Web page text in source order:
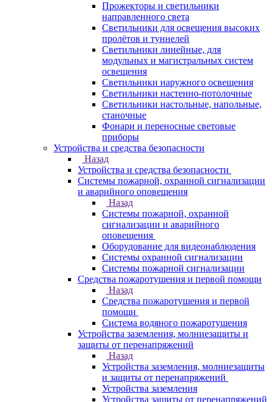
Прожекторы и светильники
направленного света
Светильники для освещения высоких
пролётов и туннелей
Светильники линейные, для
модульных и магистральных систем
освещения
Светильники наружного освещения
Светильники настенно-потолочные
Светильники настольные, напольные,
станочные
Фонари и переносные световые
приборы
Устройства и средства безопасности
Назад
Устройства и средства безопасности
Системы пожарной, охранной сигнализации
и аварийного оповещения
Назад
Системы пожарной, охранной
сигнализации и аварийного
оповещения
Оборудование для видеонаблюдения
Системы охранной сигнализации
Системы пожарной сигнализации
Средства пожаротушения и первой помощи
Назад
Средства пожаротушения и первой
помощи
Система водяного пожаротушения
Устройства заземления, молниезащиты и
защиты от перенапряжений
Назад
Устройства заземления, молниезащиты
и защиты от перенапряжений
Устройства заземления
Устройства защиты от перенапряжений